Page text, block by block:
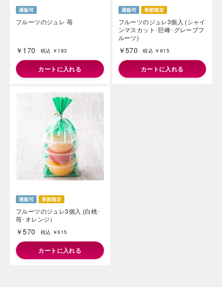
フルーツのジュレ 苺
￥170 税込 ￥183
カートに入れる
フルーツのジュレ3個入 (シャイ
ンマスカット･巨峰･グレープフ
ルーツ)
￥570 税込 ￥615
カートに入れる
フルーツのジュレ3個入 (白桃･
苺･オレンジ）
￥570 税込 ￥615
カートに入れる
岳や末広がりを意味す
つ時」という意味を込
雄大な八ヶ岳山麓の自